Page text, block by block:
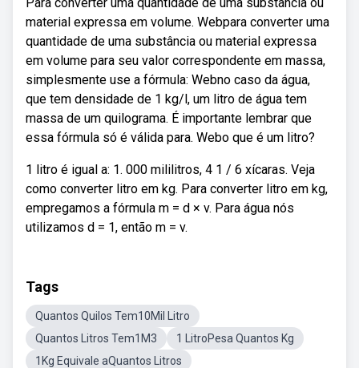
material expressa em volume. Webpara converter uma
quantidade de uma substância ou material expressa
em volume para seu valor correspondente em massa,
simplesmente use a fórmula: Webno caso da água,
que tem densidade de 1 kg/l, um litro de água tem
massa de um quilograma. É importante lembrar que
essa fórmula só é válida para. Webo que é um litro?
1 litro é igual a: 1. 000 mililitros, 4 1 / 6 xícaras. Veja
como converter litro em kg. Para converter litro em kg,
empregamos a fórmula m = d × v. Para água nós
utilizamos d = 1, então m = v.
Tags
Quantos Quilos Tem10Mil Litro
Quantos Litros Tem1M3
1 LitroPesa Quantos Kg
1Kg Equivale aQuantos Litros